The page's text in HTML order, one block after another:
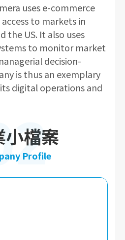
uses e-commerce
to markets in
the US. It also uses
to monitor market
decision-
is thus an exemplary
digital operations and
小檔案
Profile